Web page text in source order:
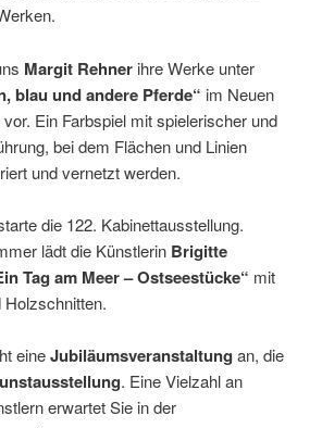
Margit Rehner ihre Werke unter
blau und andere Pferde“ im Neuen
Ein Farbspiel mit spielerischer und
bei dem Flächen und Linien
und vernetzt werden.
die 122. Kabinettausstellung.
lädt die Künstlerin Brigitte
Tag am Meer – Ostseestücke“ mit
Holzschnitten.
eineJubiläumsveranstaltung an, die
. Eine Vielzahl an
erwartet Sie in der